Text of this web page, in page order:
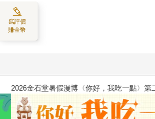
寫評價
賺金幣
漫博〈你好，我吃一點〉第二波